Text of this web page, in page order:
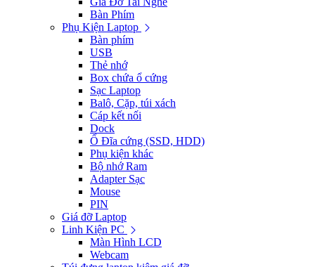
Bàn Phím
Phụ Kiện Laptop
Bàn phím
USB
Thẻ nhớ
Box chứa ổ cứng
Sạc Laptop
Balô, Cặp, túi xách
Cáp kết nối
Dock
Ổ Đĩa cứng (SSD, HDD)
Phụ kiện khác
Bộ nhớ Ram
Adapter Sạc
Mouse
PIN
Giá đỡ Laptop
Linh Kiện PC
Màn Hình LCD
Webcam